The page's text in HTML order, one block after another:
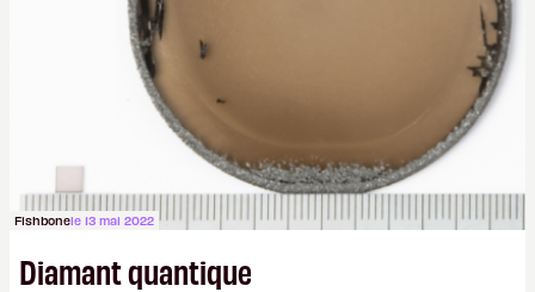
http://cpc.cx/AH432N1
- Crédit photo : Pexels -
Fishbonele 13 mai 2022
Diamant quantique